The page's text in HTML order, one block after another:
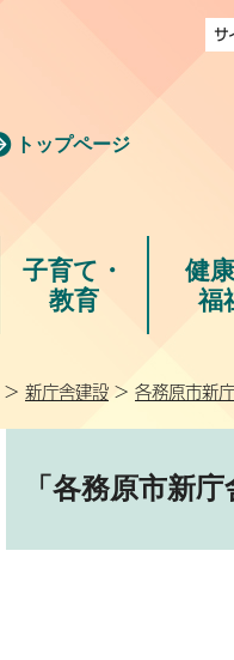
トップページ
サ
子育て・
教育
健
福
> 新庁舎建設 > 各務原市新
「各務原市新